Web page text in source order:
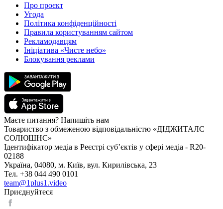
Про проєкт
Угода
Політика конфіденційності
Правила користуванням сайтом
Рекламодавцям
Ініціатива «Чисте небо»
Блокування реклами
Маєте питання? Напишіть нам
Товариство з обмеженою відповідальністю «ДІДЖИТАЛС
СОЛЮШНС»
Ідентифікатор медіа в Реєстрі суб’єктів у сфері медіа - R20-
02188
Україна, 04080, м. Київ, вул. Кирилівська, 23
Тел. +38 044 490 0101
team@1plus1.video
Приєднуйтеся